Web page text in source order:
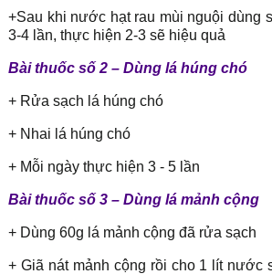
+Sau khi nước hạt rau mùi nguội dùng
3-4 lần, thực hiện 2-3 sẽ hiệu quả
Bài thuốc số 2 – Dùng lá húng chó
+ Rửa sạch lá húng chó
+ Nhai lá húng chó
+ Mỗi ngày thực hiện 3 - 5 lần
Bài thuốc số 3 – Dùng lá mảnh cộng
+ Dùng 60g lá mảnh cộng đã rửa sạch
+ Giã nát mảnh cộng rồi cho 1 lít nước